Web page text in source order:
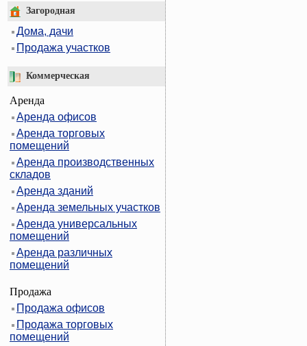
Загородная
Дома, дачи
Продажа участков
Коммерческая
Аренда
Аренда офисов
Аренда торговых
помещений
Аренда производственных
складов
Аренда зданий
Аренда земельных участков
Аренда универсальных
помещений
Аренда различных
помещений
Продажа
Продажа офисов
Продажа торговых
помещений